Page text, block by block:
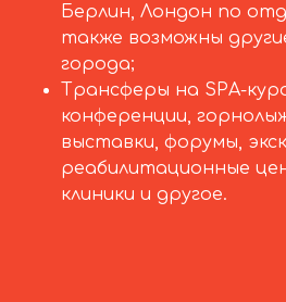
Берлин, Лондон по
также возможны
города;
Трансферы на SPA-
конференции,
выставки, форумы,
реабилитационные
клиники и другое.